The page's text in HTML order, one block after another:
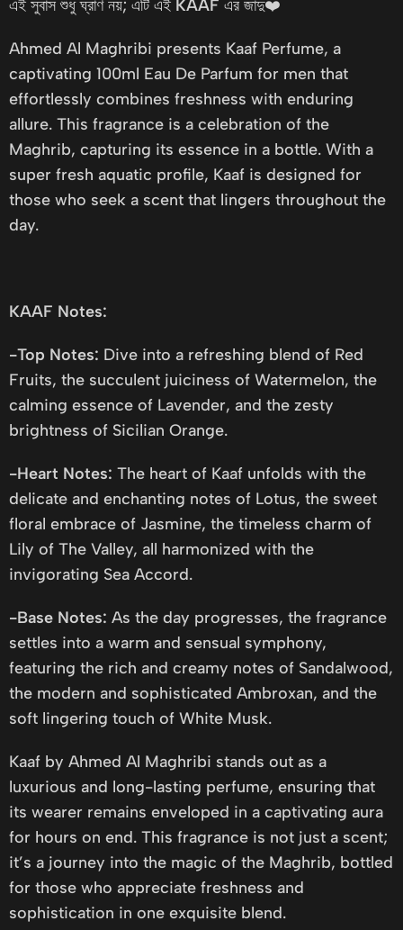
এই সুবাস শুধু ঘ্রাণ নয়; এটি এই KAAF এর জাদু❤️
Ahmed Al Maghribi presents Kaaf Perfume, a
captivating 100ml Eau De Parfum for men that
effortlessly combines freshness with enduring
allure. This fragrance is a celebration of the
Maghrib, capturing its essence in a bottle. With a
super fresh aquatic profile, Kaaf is designed for
those who seek a scent that lingers throughout the
day.
KAAF Notes:
-Top Notes: Dive into a refreshing blend of Red
Fruits, the succulent juiciness of Watermelon, the
calming essence of Lavender, and the zesty
brightness of Sicilian Orange.
-Heart Notes: The heart of Kaaf unfolds with the
delicate and enchanting notes of Lotus, the sweet
floral embrace of Jasmine, the timeless charm of
Lily of The Valley, all harmonized with the
invigorating Sea Accord.
-Base Notes: As the day progresses, the fragrance
settles into a warm and sensual symphony,
featuring the rich and creamy notes of Sandalwood,
the modern and sophisticated Ambroxan, and the
soft lingering touch of White Musk.
Kaaf by Ahmed Al Maghribi stands out as a
luxurious and long-lasting perfume, ensuring that
its wearer remains enveloped in a captivating aura
for hours on end. This fragrance is not just a scent;
it’s a journey into the magic of the Maghrib, bottled
for those who appreciate freshness and
sophistication in one exquisite blend.